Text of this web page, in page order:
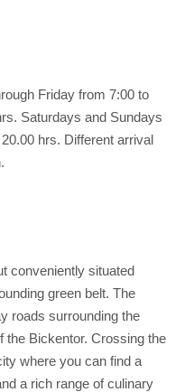
Friday from 7:00 to
Saturdays and Sundays
hrs. Different arrival
conveniently situated
green belt. The
roads surrounding the
the Bickentor. Crossing the
where you can find a
a rich range of culinary